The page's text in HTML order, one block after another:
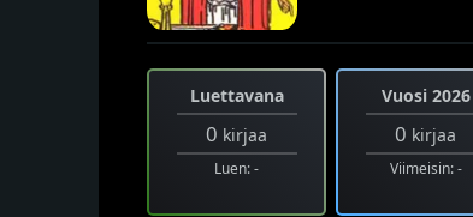
Luettavana
0 kirjaa
Luen: -
Vuosi 2026
0 kirjaa
Viimeisin: -